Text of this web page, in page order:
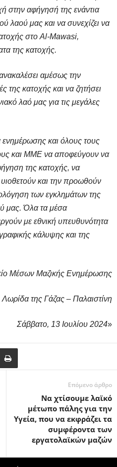
στην αφήγησή της ενάντια
λαού μας και να συνεχίζει να
στο Al-Mawasi,
της κατοχής.
αμέσως την
της κατοχής και να ζητήσει
λαό μας για τις μεγάλες
και όλους τους
και ΜΜΕ να αποφεύγουν να
της κατοχής, να
και την προωθούν
των εγκλημάτων της
μας. Όλα τα μέσα
με εθνική υπευθυνότητα
κάλυψης και της
Μέσων Μαζικής Ενημέρωσης
Λωρίδα της Γάζας – Παλαιστίνη
Σάββατο, 13 Ιουλίου 2024»
Επόμενο άρθρο
Να χτίσουμε λαϊκό
μέτωπο πάλης για την
Υγεία, που να εκφράζει τα
συμφέροντα των
εργατολαϊκών μαζών